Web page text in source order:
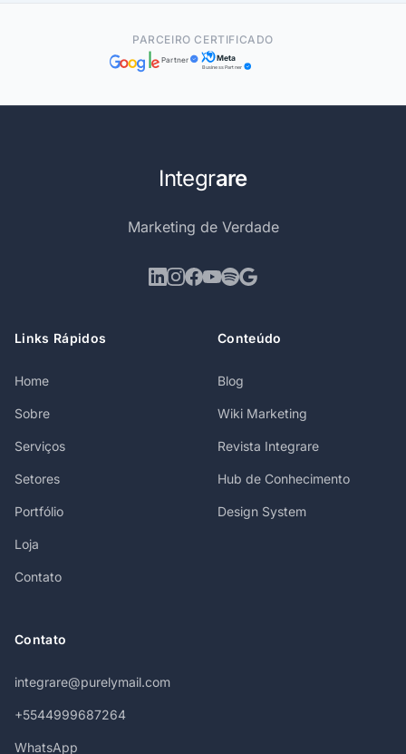
PARCEIRO CERTIFICADO
Partner Meta
Business Partner
Integrare
Marketing de Verdade
Links Rápidos
Home
Sobre
Serviços
Setores
Portfólio
Loja
Contato
Conteúdo
Blog
Wiki Marketing
Revista Integrare
Hub de Conhecimento
Design System
Contato
integrare@purelymail.com
+5544999687264
WhatsApp